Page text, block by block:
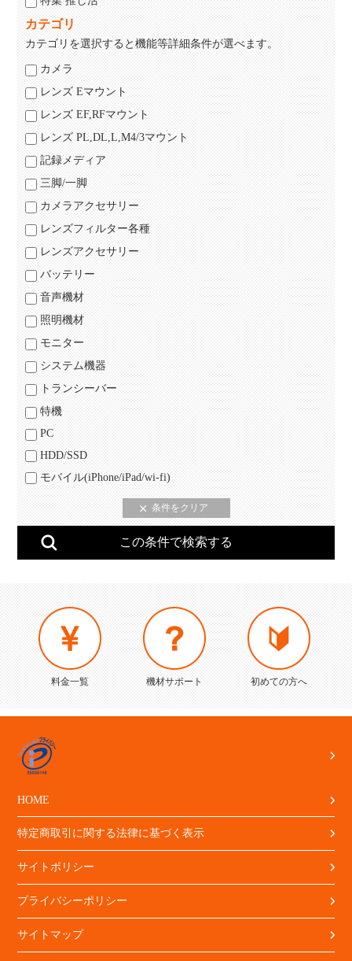
カテゴリ
カテゴリを選択すると機能等詳細条件が選べます。
カメラ
レンズ Eマウント
レンズ EF,RFマウント
レンズ PL,DL,L,M4/3マウント
記録メディア
三脚/一脚
カメラアクセサリー
レンズフィルター各種
レンズアクセサリー
バッテリー
音声機材
照明機材
モニター
システム機器
トランシーバー
特機
PC
HDD/SSD
モバイル(iPhone/iPad/wi-fi)
料金一覧 機材サポート 初めての方へ
HOME
特定商取引に関する法律に基づく表示
サイトポリシー
プライバシーポリシー
サイトマップ